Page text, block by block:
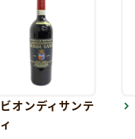
ビオンディサンテ
ィ